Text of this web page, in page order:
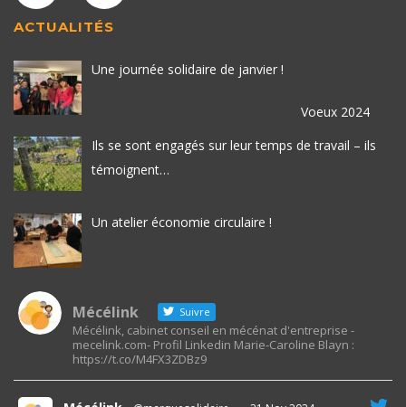
ACTUALITÉS
Une journée solidaire de janvier !
Voeux 2024
Ils se sont engagés sur leur temps de travail – ils
témoignent…
Un atelier économie circulaire !
Mécélink Suivre
Mécélink, cabinet conseil en mécénat d'entreprise -
mecelink.com- Profil Linkedin Marie-Caroline Blayn :
https://t.co/M4FX3ZDBz9